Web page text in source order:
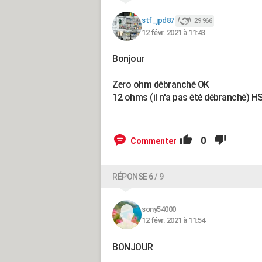
stf_jpd87 29 966
12 févr. 2021 à 11:43
Bonjour
Zero ohm débranché OK
12 ohms (il n'a pas été débranché)
Commenter 0
RÉPONSE 6 / 9
sony54000
12 févr. 2021 à 11:54
BONJOUR